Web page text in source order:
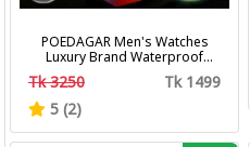
POEDAGAR Men's Watches
Luxury Brand Waterproof
Calendar Luminous Steel Band
Wrist Watches Fashion
Business Men's Quartz
Tk 3250
Tk 1499
5 (2)